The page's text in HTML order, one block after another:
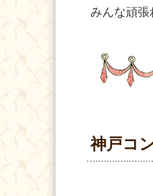
みんな頑
神戸コ